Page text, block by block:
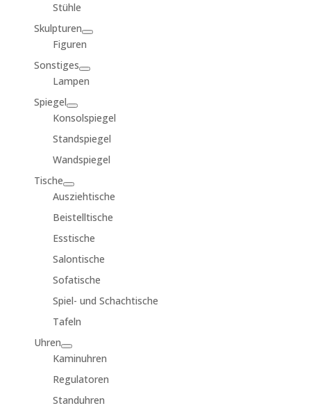
Stühle
Skulpturen
Figuren
Sonstiges
Lampen
Spiegel
Konsolspiegel
Standspiegel
Wandspiegel
Tische
Ausziehtische
Beistelltische
Esstische
Salontische
Sofatische
Spiel- und Schachtische
Tafeln
Uhren
Kaminuhren
Regulatoren
Standuhren